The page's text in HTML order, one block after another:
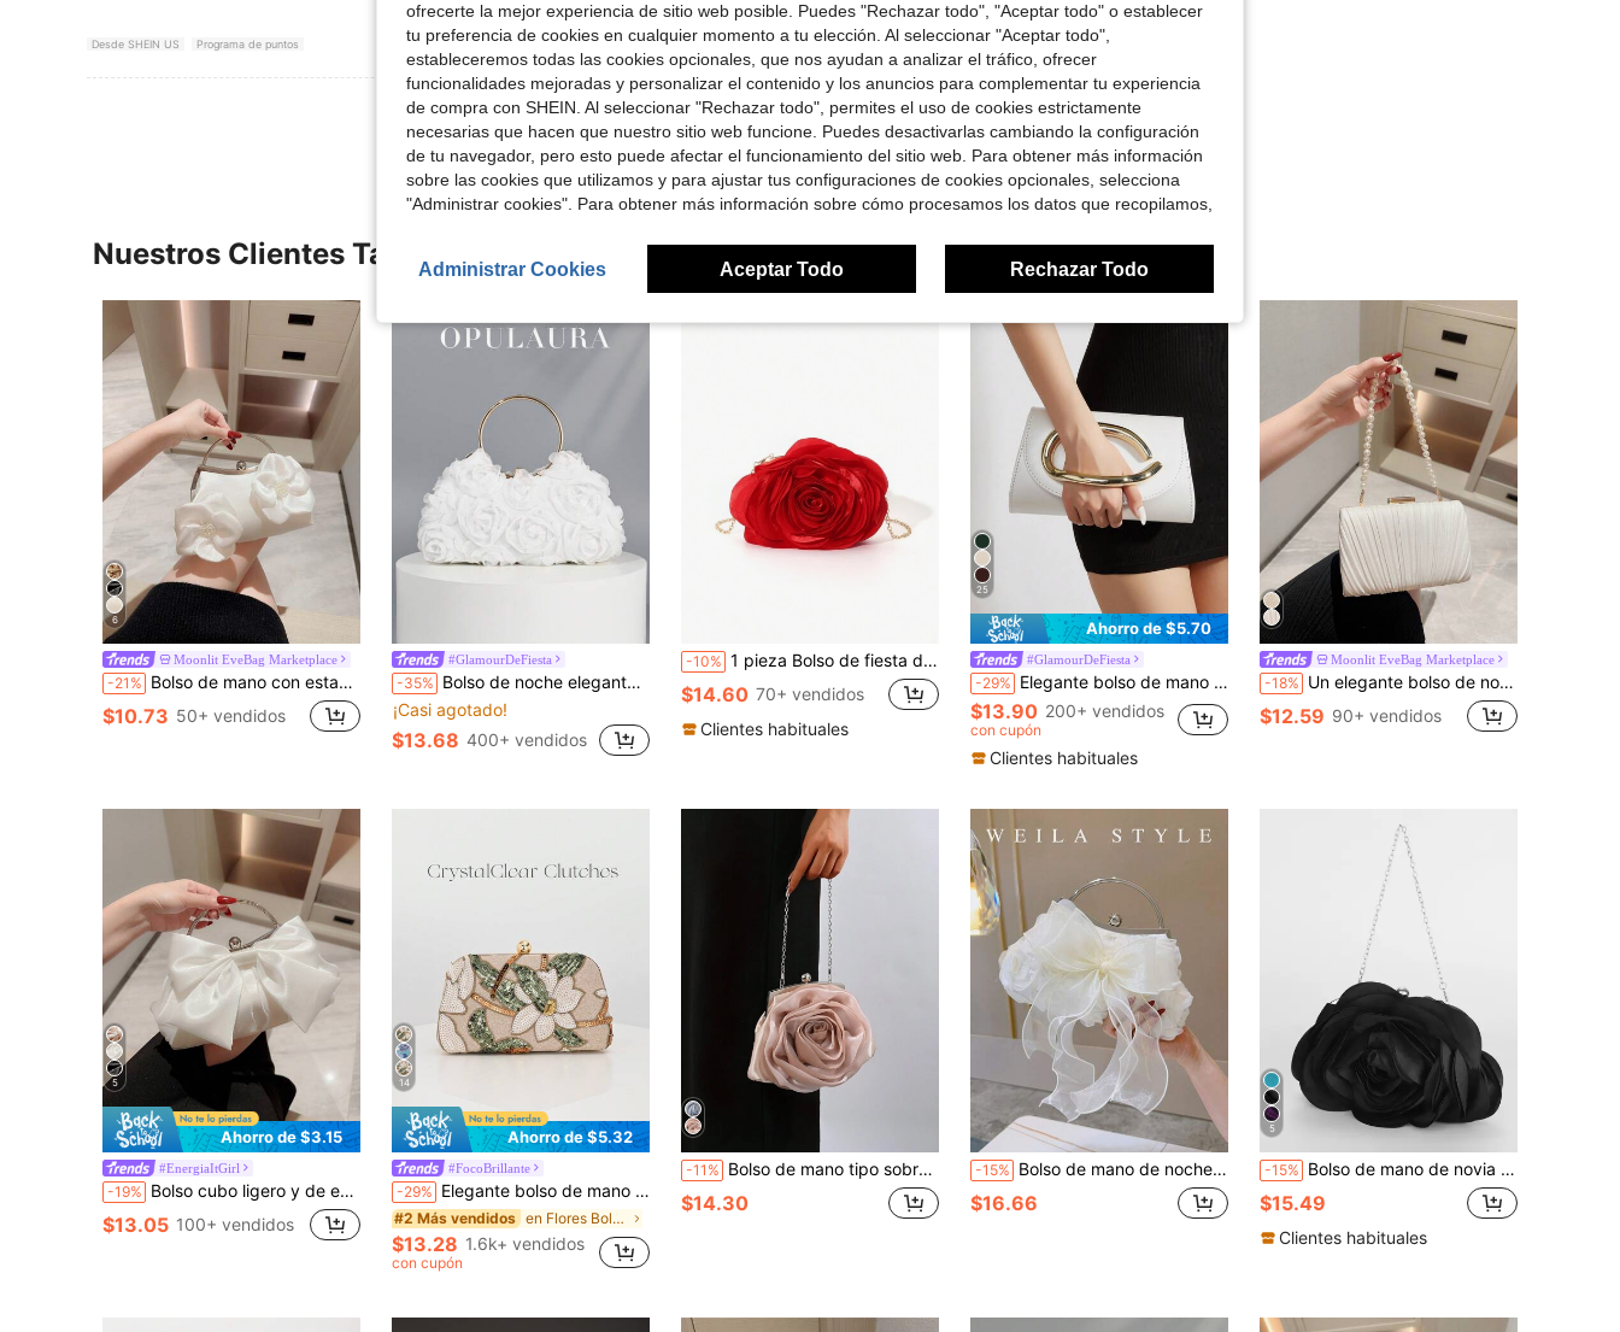
Desde SHEIN US Programa de puntos Útil (0)
Ver Más Reseñas
Nuestros Clientes También Vieron
6
Moonlit EveBag Marketplace
-21% Bolso de mano con estampado floral vintage, adecuado para asistir a eventos formales y fiestas, bolsos de fiesta elegantes, perfectos para fiestas, bodas, bailes de graduación, cenas/banquetes
$10.73 50+ vendidos
#GlamourDeFiesta
-35% Bolso de noche elegante OpulAura con diseño de flor de rosa, bolso formal para fiesta de mujer, bolso de hombro para chicas dulces, embrague de unicolor, bolso de novia (patrón al azar), adecuado como regalo de vacaciones para el Día de San Valentín
¡Casi agotado!
$13.68 400+ vendidos
-10% 1 pieza Bolso de fiesta de seda vintage elegante y romántico de unicolor, decorado con flores para mujeres, ideal para bodas, fiestas y eventos de noche, bolso perfecto para fiestas, bodas, bailes de graduación, cenas y banquetes, combina con vestidos de fiesta, de graduación, de graduación y vestidos de lentejuelas para San Valentín, artículo esencial para bodas
$14.60 70+ vendidos
Clientes habituales
25
Ahorro de $5.70
#GlamourDeFiesta
-29% Elegante bolso de mano grande de mujer de material PU, bolso de noche, con cadena desmontable, adecuado para bodas, fiestas, banquetes y otras ocasiones
$13.90 200+ vendidos
con cupón
Clientes habituales
Moonlit EveBag Marketplace
-18% Un elegante bolso de noche con forma de caja y un diseño de lujo discreto con pliegues, adornado con perlas falsas. Se puede llevar en la mano o con una correa de cadena. Ideal para bailes de graduación y eventos de noche. Bolso de novia Tready, perfecto para fiestas, bodas, bailes de graduación, cenas/banquetes, que combina con vestidos de novia, vestidos de gala, vestidos de baile de graduación, vestidos de cumpleaños, vestidos de fiesta, un elemento esencial para la boda.
$12.59 90+ vendidos
5
Ahorro de $3.15
#EnergiaItGirl
-19% Bolso cubo ligero y de estilo casual de negocios con decoración de rhinestones, diseño de cordón de cierre, bolso transparente con cuentas de imitación, bolso de noche elegante y exquisito de lujo discreto con rhinestones, perfecto para fiesta, cena/banquete, Navidad, Día de San Valentín, ideal para combinar con vestidos de fiesta, de novia, de graduación, de cóctel y con lentejuelas
$13.05 100+ vendidos
14
Ahorro de $5.32
#FocoBrillante
-29% Elegante bolso de mano cruzado con patchwork de hojas y flores multicolor brillante, para boda, con patrón aleatorio, para novia, regalo perfecto
#2 Más vendidos en Flores Bolsos De Noche Para Mujer
$13.28 1.6k+ vendidos
con cupón
-11% Bolso de mano tipo sobre elegante con flor de rosa blanca para eventos formales, fiestas, bodas, bailes de graduación. Bolso de novia con cadena, ideal para fiestas, bodas, cenas y banquetes. Combina perfectamente con vestidos de fiesta, de noche y de lentejuelas.
$14.30
-15% Bolso de mano de noche blanco con lazo de rosa 3D y asa de anillo de metal, elegante bolso de novia y dama de honor para boda, bolso cruzado de lujo romántico para fiestas para mujeres, adecuado para eventos formales de noche, celebraciones festivas, bailes de graduación, citas
$16.66
5
-15% Bolso de mano de novia con estampado floral, bolso formal, bolso de mano para boda, bolso de noche para mujer, bolso de mano elegante con estampado floral para el Día de San Valentín
$15.49
Clientes habituales
ofrecerte la mejor experiencia de sitio web posible. Puedes "Rechazar todo", "Aceptar todo" o establecer
tu preferencia de cookies en cualquier momento a tu elección. Al seleccionar "Aceptar todo",
estableceremos todas las cookies opcionales, que nos ayudan a analizar el tráfico, ofrecer
funcionalidades mejoradas y personalizar el contenido y los anuncios para complementar tu experiencia
de compra con SHEIN. Al seleccionar "Rechazar todo", permites el uso de cookies estrictamente
necesarias que hacen que nuestro sitio web funcione. Puedes desactivarlas cambiando la configuración
de tu navegador, pero esto puede afectar el funcionamiento del sitio web. Para obtener más información
sobre las cookies que utilizamos y para ajustar tus configuraciones de cookies opcionales, selecciona
"Administrar cookies". Para obtener más información sobre cómo procesamos los datos que recopilamos,
Administrar Cookies Aceptar Todo Rechazar Todo